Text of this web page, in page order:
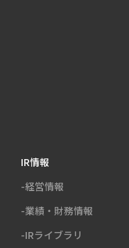
IR情報
-経営情報
-業績・財務情報
-IRライブラリ